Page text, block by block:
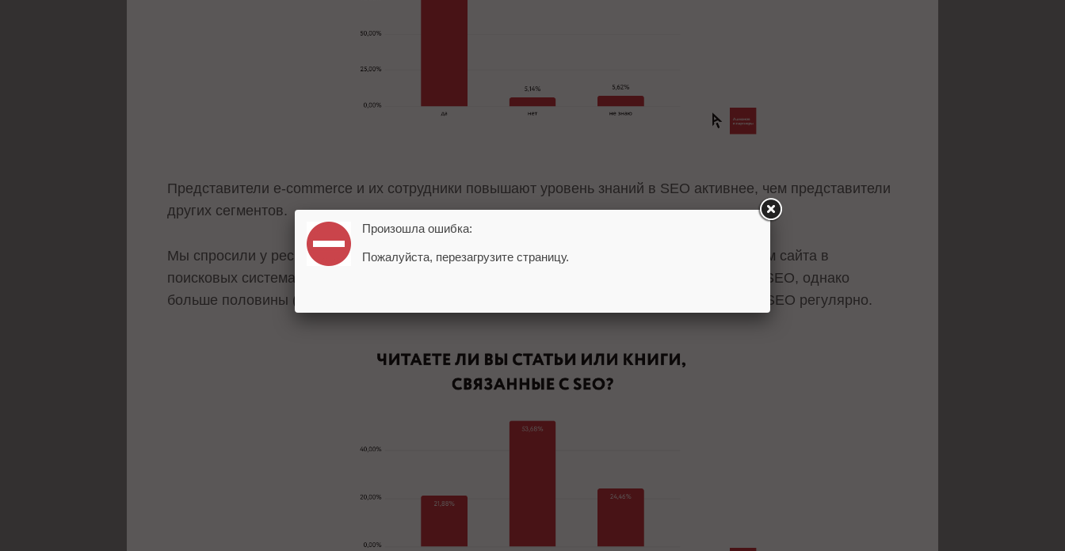
Представители e-commerce и их сотрудники повышают уровень знаний в SEO активнее, чем представители
других сегментов.
Мы спросили у респондентов, читают ли они книги или статьи, связанные с продвижением сайта в
поисковых системах. Четверть участников ответили, что никогда не читают публикации о SEO, однако
больше половины (53%) делают это время от времени. Только 22% читают материалы о SEO регулярно.
Произошла ошибка:
Пожалуйста, перезагрузите страницу.